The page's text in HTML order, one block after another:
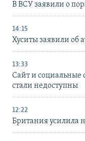
В ВСУ заявили о
14:15
Хуситы заявили об
13:33
Сайт и социальные
стали недоступны
12:22
Британия усилила